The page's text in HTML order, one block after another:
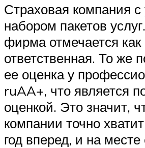
Страховая компания
набором пакетов
фирма отмечается
ответственная. То же
ее оценка у
ruAA+, что является
оценкой. Это значит,
компании точно
год вперед, и на месте